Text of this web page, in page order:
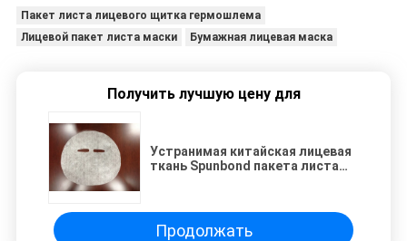
Пакет листа лицевого щитка гермошлема
Лицевой пакет листа маски
Бумажная лицевая маска
Получить лучшую цену для
Устранимая китайская лицевая
ткань Spunbond пакета листа
Продолжать